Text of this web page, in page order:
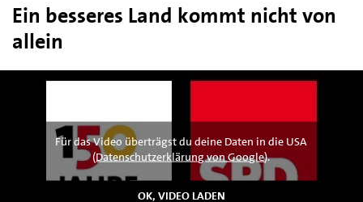
Ein besseres Land kommt nicht von
allein
Für das Video überträgst du deine Daten in die USA
(Datenschutzerklärung von Google).